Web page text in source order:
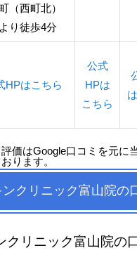
（西町北）
り徒歩4分
HPはこちら
公式
HPは
こちら
価はGoogle口コミを元に
ります。
クリニック富山院の
クリニック富山院の